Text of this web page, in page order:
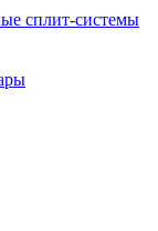
сплит-системы